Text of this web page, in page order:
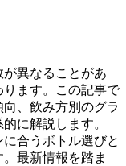
異なることがあ
ります。この記事で
、飲み方別のグラ
に解説します。
合うボトル選びと
最新情報を踏ま